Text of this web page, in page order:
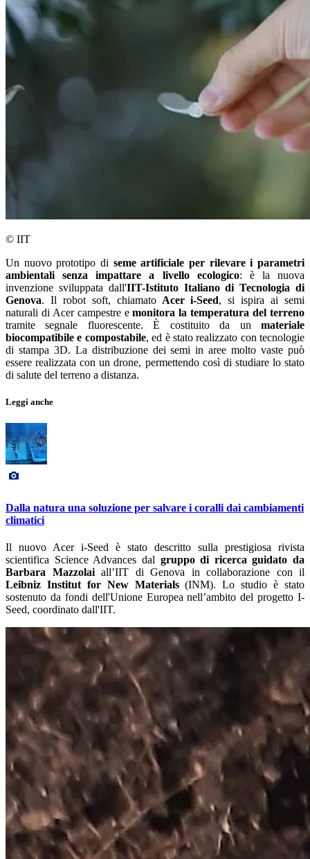
© IIT
Un nuovo prototipo di seme artificiale per rilevare i parametri
ambientali senza impattare a livello ecologico: è la nuova
invenzione sviluppata dall'IIT-Istituto Italiano di Tecnologia di
Genova. Il robot soft, chiamatoAcer i-Seed, si ispira ai semi
naturali di Acer campestre emonitora la temperatura del terreno
tramite segnale fluorescente. È costituito da un materiale
biocompatibile e compostabile, ed è stato realizzato con tecnologie
di stampa 3D. La distribuzione dei semi in aree molto vaste può
essere realizzata con un drone, permettendo così di studiare lo stato
di salute del terreno a distanza.
Leggi anche
Dalla natura una soluzione per salvare i coralli dai cambiamenti
climatici
Il nuovo Acer i-Seed è stato descritto sulla prestigiosa rivista
scientifica Science Advances dal gruppo di ricerca guidato da
Barbara Mazzolai all’IIT di Genova in collaborazione con il
Leibniz Institut for New Materials(INM). Lo studio è stato
sostenuto da fondi dell'Unione Europea nell’ambito del progetto I-
Seed, coordinato dall'IIT.